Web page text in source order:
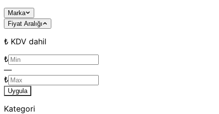
Marka
Fiyat Aralığı
₺ KDV dahil
₺
—
₺
Uygula
Kategori